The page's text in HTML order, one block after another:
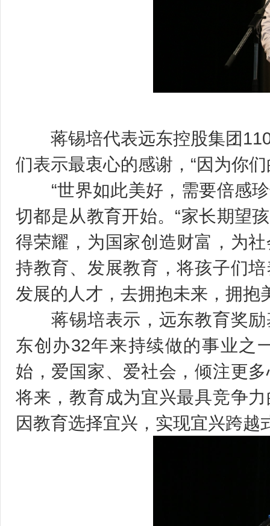
蒋锡培代表远东控股集团
们表示最衷心的感谢，“因为你
“世界如此美好，需要倍感珍
切都是从教育开始。“家长期望
得荣耀，为国家创造财富，为
持教育、发展教育，将孩子们
发展的人才，去拥抱未来，拥抱
蒋锡培表示，远东教育奖励
东创办32年来持续做的事业之
始，爱国家、爱社会，倾注更
将来，教育成为宜兴最具竞争
因教育选择宜兴，实现宜兴跨越